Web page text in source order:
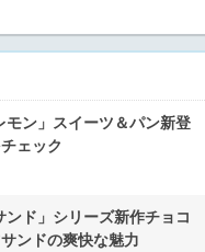
モン」スイーツ＆パン新登
ェック
ンド」シリーズ新作チョコ
ンドの爽快な魅力